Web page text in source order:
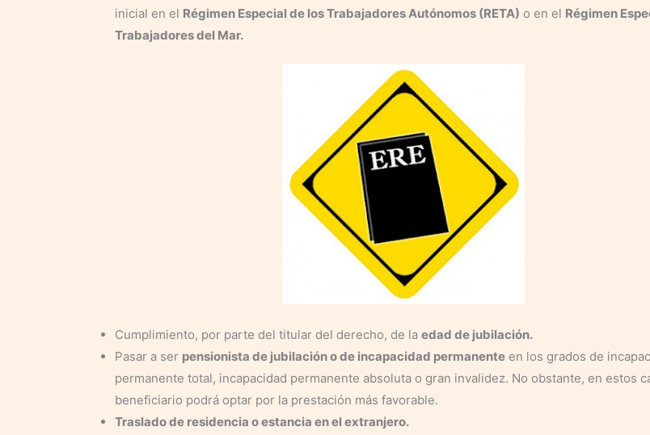
inicial en el Régimen Especial de los Trabajadores Autónomos (RETA) o en el Régimen
Trabajadores del Mar.
Cumplimiento, por parte del titular del derecho, de la edad de jubilación.
Pasar a ser pensionista de jubilación o de incapacidad permanente en los grados de
permanente total, incapacidad permanente absoluta o gran invalidez. No obstante, en estos
beneficiario podrá optar por la prestación más favorable.
Traslado de residencia o estancia en el extranjero.